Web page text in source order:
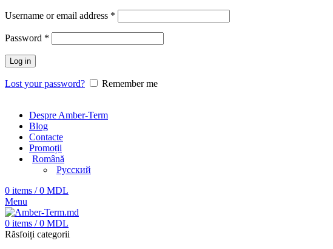
Username or email address *
Password *
Log in
Lost your password? Remember me
Despre Amber-Term
Blog
Contacte
Promoții
Română
Русский
0 items / 0 MDL
Menu
0 items / 0 MDL
Răsfoiți categorii